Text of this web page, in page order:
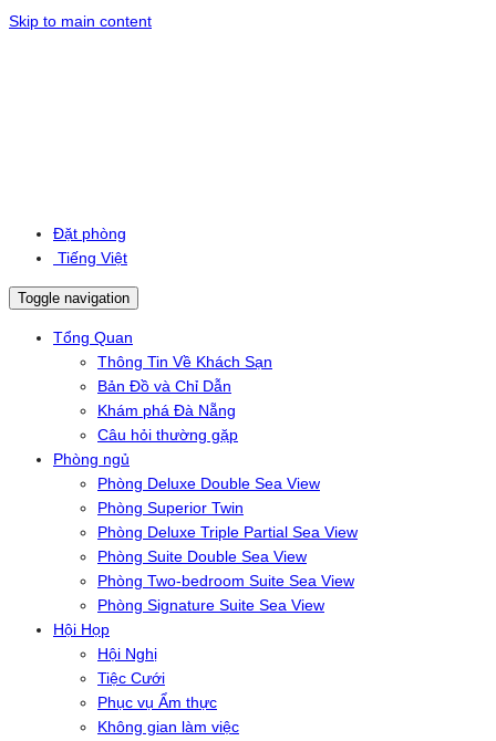
Skip to main content
Đặt phòng
Tiếng Việt
Toggle navigation
Tổng Quan
Thông Tin Về Khách Sạn
Bản Đồ và Chỉ Dẫn
Khám phá Đà Nẵng
Câu hỏi thường gặp
Phòng ngủ
Phòng Deluxe Double Sea View
Phòng Superior Twin
Phòng Deluxe Triple Partial Sea View
Phòng Suite Double Sea View
Phòng Two-bedroom Suite Sea View
Phòng Signature Suite Sea View
Hội Họp
Hội Nghị
Tiệc Cưới
Phục vụ Ẩm thực
Không gian làm việc